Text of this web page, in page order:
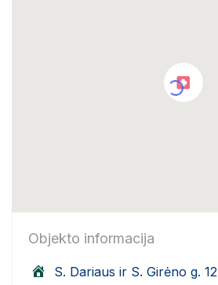
Objekto informacija
S. Dariaus ir S. Girėno g. 12